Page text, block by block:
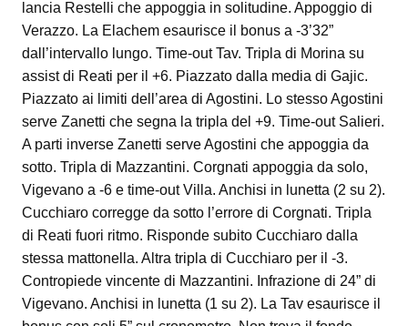
lancia Restelli che appoggia in solitudine. Appoggio di
Verazzo. La Elachem esaurisce il bonus a -3’32”
dall’intervallo lungo. Time-out Tav. Tripla di Morina su
assist di Reati per il +6. Piazzato dalla media di Gajic.
Piazzato ai limiti dell’area di Agostini. Lo stesso Agostini
serve Zanetti che segna la tripla del +9. Time-out Salieri.
A parti inverse Zanetti serve Agostini che appoggia da
sotto. Tripla di Mazzantini. Corgnati appoggia da solo,
Vigevano a -6 e time-out Villa. Anchisi in lunetta (2 su 2).
Cucchiaro corregge da sotto l’errore di Corgnati. Tripla
di Reati fuori ritmo. Risponde subito Cucchiaro dalla
stessa mattonella. Altra tripla di Cucchiaro per il -3.
Contropiede vincente di Mazzantini. Infrazione di 24” di
Vigevano. Anchisi in lunetta (1 su 2). La Tav esaurisce il